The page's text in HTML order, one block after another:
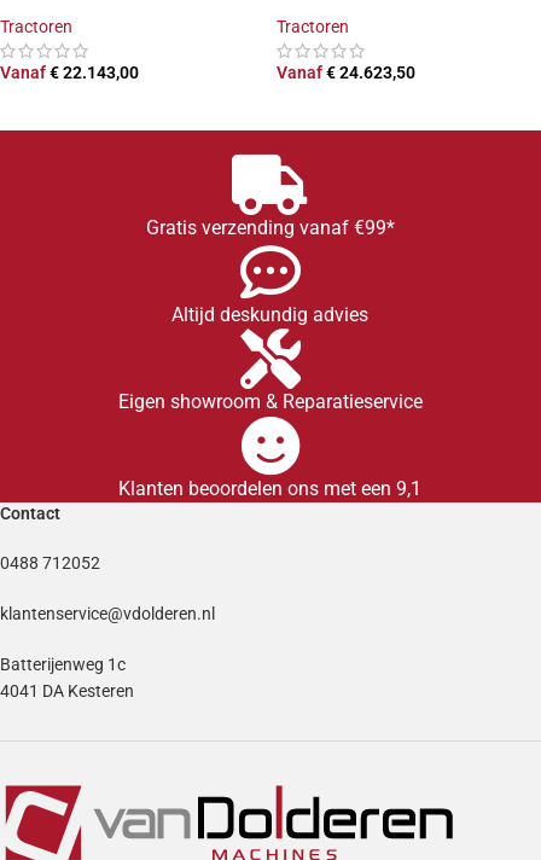
Tractoren
Vanaf€22.143,00
Tractoren
Vanaf€24.623,50
Gratis verzending vanaf €99*
Altijd deskundig advies
Eigen showroom & Reparatieservice
Klanten beoordelen ons met een 9,1
Contact
0488 712052
klantenservice@vdolderen.nl
Batterijenweg 1c
4041 DA Kesteren